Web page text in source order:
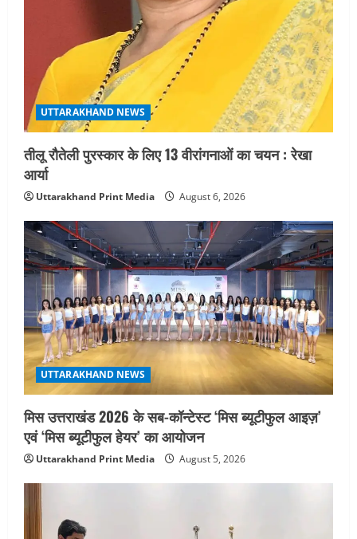
UTTARAKHAND NEWS
तीलू रौतेली पुरस्कार के लिए 13 वीरांगनाओं का चयन : रेखा
आर्या
Uttarakhand Print Media August 6, 2026
UTTARAKHAND NEWS
मिस उत्तराखंड 2026 के सब-कॉन्टेस्ट ‘मिस ब्यूटीफुल आइज़’
एवं ‘मिस ब्यूटीफुल हेयर’ का आयोजन
Uttarakhand Print Media August 5, 2026